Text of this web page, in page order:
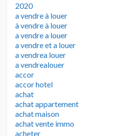
2020
a vendre à louer
à vendre à louer
a vendre a louer
a vendre et a louer
a vendrea louer
a vendrealouer
accor
accor hotel
achat
achat appartement
achat maison
achat vente immo
acheter